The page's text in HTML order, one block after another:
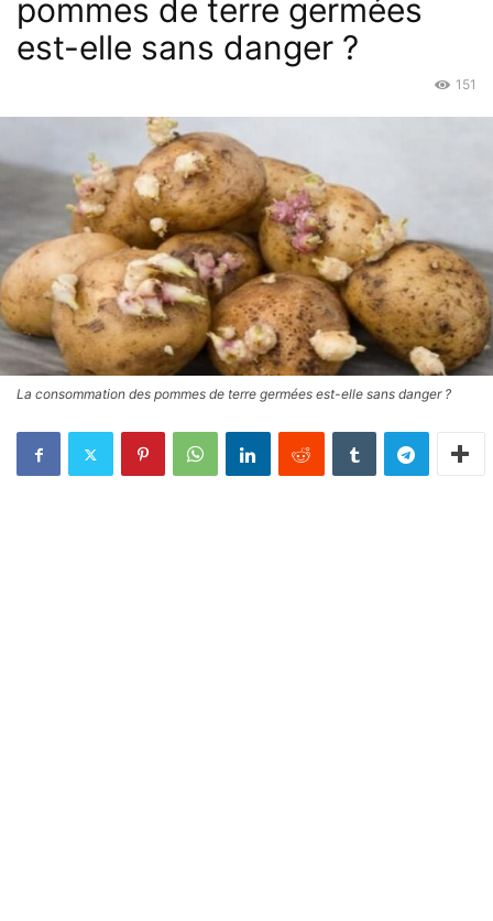
pommes de terre germées
est-elle sans danger ?
151
La consommation des pommes de terre germées est-elle sans danger ?